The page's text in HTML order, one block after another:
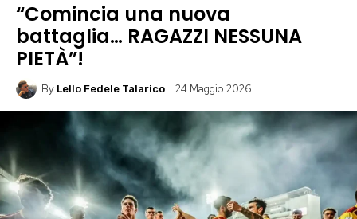
“Comincia una nuova
battaglia… RAGAZZI NESSUNA
PIETÀ”!
By Lello Fedele Talarico 24 Maggio 2026